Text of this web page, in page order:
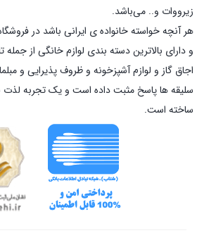
زیرووات و.. می‌باشد.
هر آنچه خواسته خانواده ی ایرانی باشد در
و دارای بالاترین دسته بندی لوازم خانگی از
اجاق گاز و لوازم آشپزخونه و ظروف پذیرایی و
سلیقه ها پاسخ مثبت داده است و یک تجربه
ساخته است.